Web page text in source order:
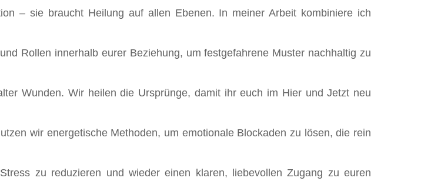
– sie braucht Heilung auf allen Ebenen. In meiner Arbeit kombiniere ich
Rollen innerhalb eurer Beziehung, um festgefahrene Muster nachhaltig zu
Wunden. Wir heilen die Ursprünge, damit ihr euch im Hier und Jetzt neu
wir energetische Methoden, um emotionale Blockaden zu lösen, die rein
zu reduzieren und wieder einen klaren, liebevollen Zugang zu euren